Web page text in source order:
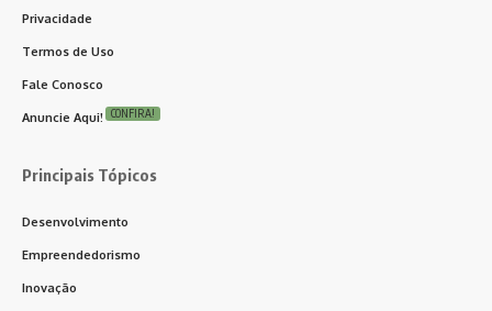
Privacidade
Termos de Uso
Fale Conosco
Anuncie Aqui! CONFIRA!
Principais Tópicos
Desenvolvimento
Empreendedorismo
Inovação